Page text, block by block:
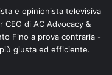
e opinionista televisiva
di AC Advocacy &
Fino a prova contraria -
giusta ed efficiente.